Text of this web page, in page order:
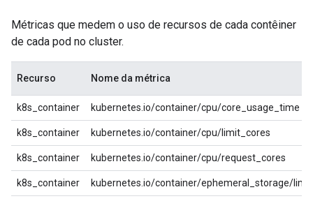
Métricas que medem o uso de recursos de cada contêiner
de cada pod no cluster.
Recurso Nome da métrica
k8s_container kubernetes.io/container/cpu/core_usage_time
k8s_container kubernetes.io/container/cpu/limit_cores
k8s_container kubernetes.io/container/cpu/request_cores
k8s_container kubernetes.io/container/ephemeral_storage/